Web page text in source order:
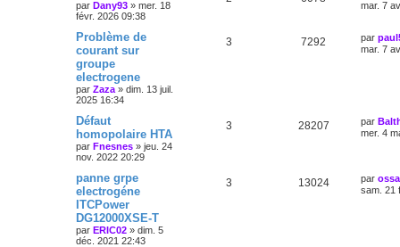
par Dany93 » mer. 18
févr. 2026 09:38
mar. 7
Problème de
courant sur
groupe
electrogene
par Zaza » dim. 13 juil.
2025 16:34
3 7292 par
mar. 7
Défaut
homopolaire HTA
par Fnesnes » jeu. 24
nov. 2022 20:29
3 28207 par
mer. 4
panne grpe
electrogéne
ITCPower
DG12000XSE-T
par ERIC02 » dim. 5
déc. 2021 22:43
3 13024 par
sam. 21